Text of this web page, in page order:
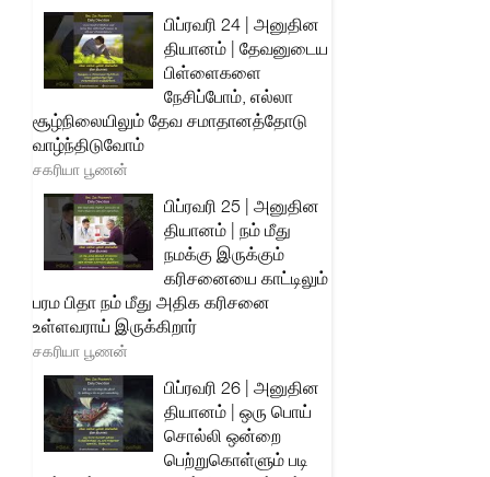
பிப்ரவரி 24 | அனுதின
தியானம் | தேவனுடைய
பிள்ளைகளை
நேசிப்போம், எல்லா
சூழ்நிலையிலும் தேவ சமாதானத்தோடு
வாழ்ந்திடுவோம்
சகரியா பூணன்
பிப்ரவரி 25 | அனுதின
தியானம் | நம் மீது
நமக்கு இருக்கும்
கரிசனையை காட்டிலும்
பரம பிதா நம் மீது அதிக கரிசனை
உள்ளவராய் இருக்கிறார்
சகரியா பூணன்
பிப்ரவரி 26 | அனுதின
தியானம் | ஒரு பொய்
சொல்லி ஒன்றை
பெற்றுகொள்ளும் படி